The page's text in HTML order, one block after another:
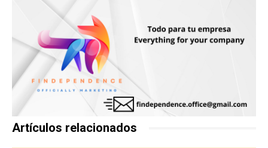
Artículos relacionados